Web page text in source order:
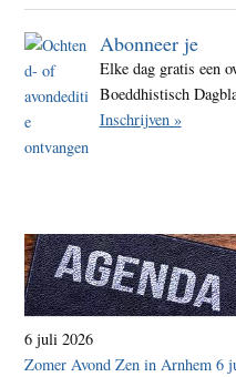
Abonneer je
Elke dag gratis een
Boeddhistisch
Inschrijven »
6 juli 2026
Zomer Avond Zen in Arnhem 6